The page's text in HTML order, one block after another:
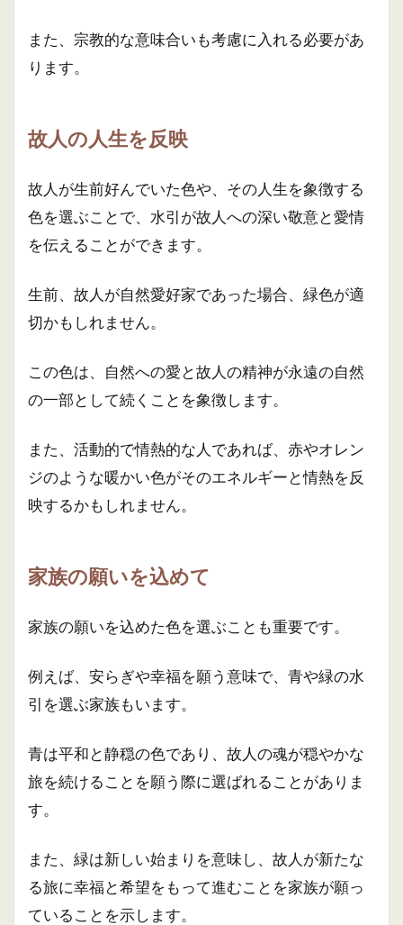
また、宗教的な意味合いも考慮に入れる必要があ
ります。
故人の人生を反映
故人が生前好んでいた色や、その人生を象徴する
色を選ぶことで、水引が故人への深い敬意と愛情
を伝えることができます。
生前、故人が自然愛好家であった場合、緑色が適
切かもしれません。
この色は、自然への愛と故人の精神が永遠の自然
の一部として続くことを象徴します。
また、活動的で情熱的な人であれば、赤やオレン
ジのような暖かい色がそのエネルギーと情熱を反
映するかもしれません。
家族の願いを込めて
家族の願いを込めた色を選ぶことも重要です。
例えば、安らぎや幸福を願う意味で、青や緑の水
引を選ぶ家族もいます。
青は平和と静穏の色であり、故人の魂が穏やかな
旅を続けることを願う際に選ばれることがありま
す。
また、緑は新しい始まりを意味し、故人が新たな
る旅に幸福と希望をもって進むことを家族が願っ
ていることを示します。